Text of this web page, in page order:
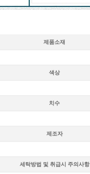
제품소재
색상
치수
제조자
세탁방법 및 취급시 주의사항